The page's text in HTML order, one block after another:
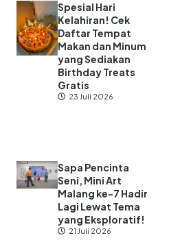
Spesial Hari
Kelahiran! Cek
Daftar Tempat
Makan dan Minum
yang Sediakan
Birthday Treats
Gratis
23 Juli 2026
Sapa Pencinta
Seni, Mini Art
Malang ke-7 Hadir
Lagi Lewat Tema
yang Eksploratif!
21 Juli 2026